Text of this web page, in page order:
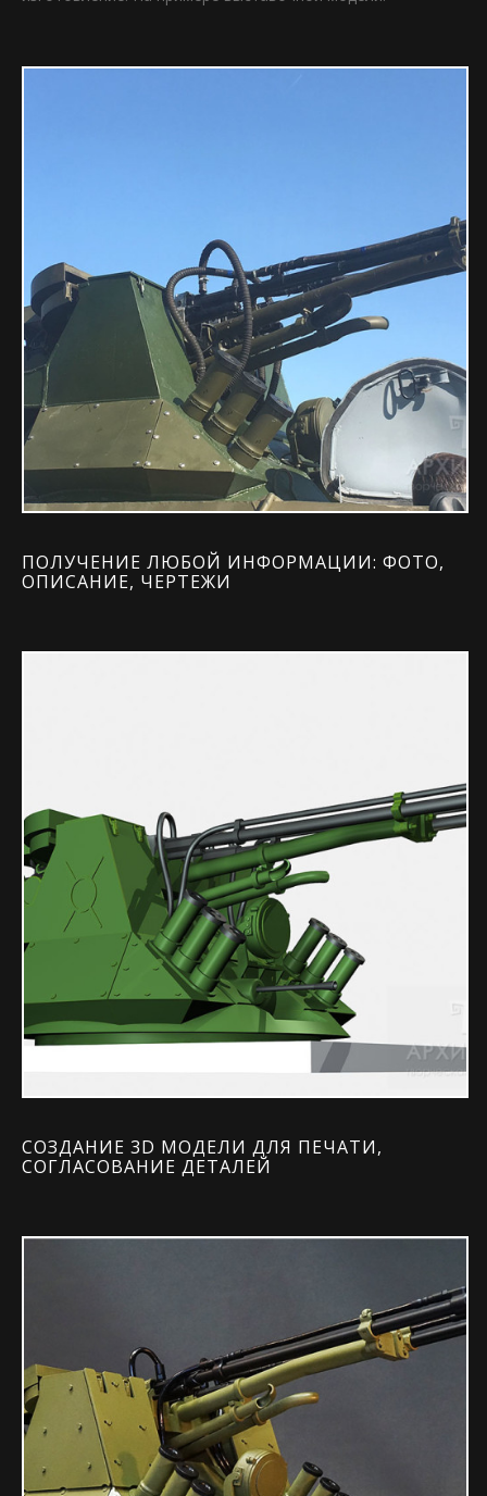
ПОЛУЧЕНИЕ ЛЮБОЙ ИНФОРМАЦИИ: ФОТО,
ОПИСАНИЕ, ЧЕРТЕЖИ
СОЗДАНИЕ 3D МОДЕЛИ ДЛЯ ПЕЧАТИ,
СОГЛАСОВАНИЕ ДЕТАЛЕЙ